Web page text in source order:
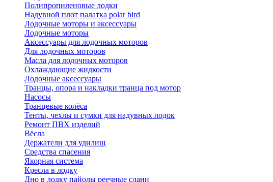
Полипропиленовые лодки
Надувной плот палатка polar bird
Лодочные моторы и аксессуары
Лодочные моторы
Аксессуары для лодочных моторов
Для лодочных моторов
Масла для лодочных моторов
Охлаждающие жидкости
Лодочные аксессуары
Транцы, опора и накладки транца под мотор
Насосы
Транцевые колёса
Тенты, чехлы и сумки для надувных лодок
Ремонт ПВХ изделий
Вёсла
Держатели для удилищ
Средства спасения
Якорная система
Кресла в лодку
Дно в лодку пайолы реечные слани